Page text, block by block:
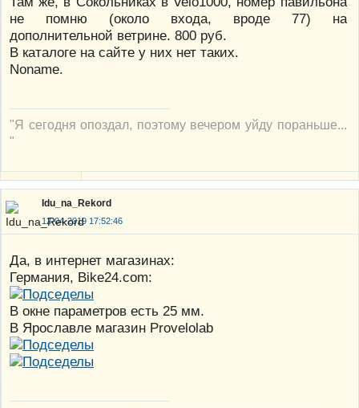
не помню (около входа, вроде 77) на
дополнительной ветрине. 800 руб.
В каталоге на сайте у них нет таких.
Noname.
"Я сегодня опоздал, поэтому вечером уйду пораньше...
"
Idu_na_Rekord
12-04-2019 17:52:46
Да, в интернет магазинах:
Германия, Bike24.com:
В окне параметров есть 25 мм.
В Ярославле магазин Provelolab